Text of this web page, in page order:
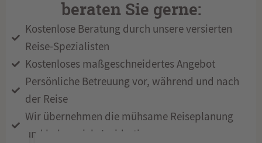
beraten Sie gerne:
Kostenlose Beratung durch unsere versierten
Reise-Spezialisten
Kostenloses maßgeschneidertes Angebot
Persönliche Betreuung vor, während und nach
der Reise
Wir übernehmen die mühsame Reiseplanung
und haben viele Insidertipps